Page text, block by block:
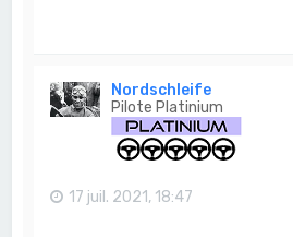
Nordschleife
Pilote Platinium
17 juil. 2021, 18:47